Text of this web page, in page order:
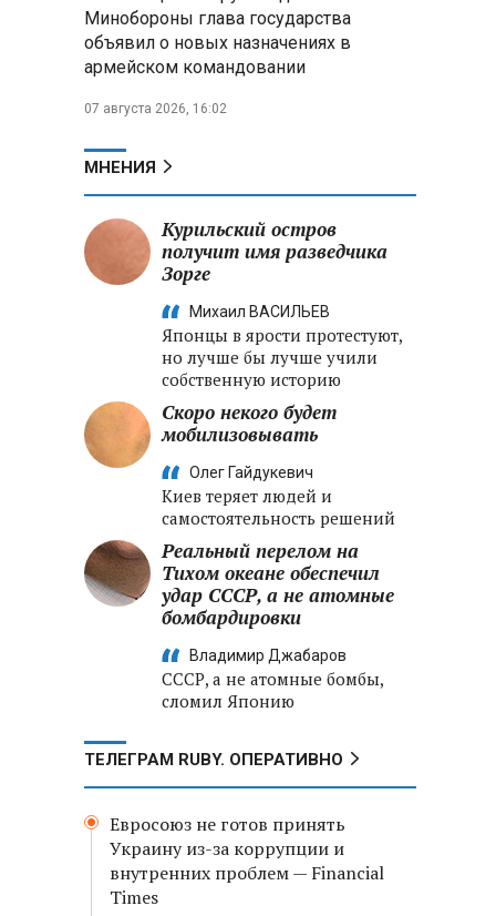
Хотите «собирать сливки» в
городах — отвечайте и за
отдалённые деревни
Минобороны РФ: установлен
Харьковской области
криптообменников в «Москва-
Сити», через которую
украинские call-центры
Минобороны глава государства
объявил о новых назначениях в
армейском командовании
07 августа 2026, 16:02
МНЕНИЯ
Курильский остров
получит имя разведчика
Зорге
Михаил ВАСИЛЬЕВ
Японцы в ярости протестуют,
но лучше бы лучше учили
собственную историю
Скоро некого будет
мобилизовывать
Олег Гайдукевич
Киев теряет людей и
самостоятельность решений
Реальный перелом на
Тихом океане обеспечил
удар СССР, а не атомные
бомбардировки
Владимир Джабаров
СССР, а не атомные бомбы,
сломил Японию
ТЕЛЕГРАМ RUBY. ОПЕРАТИВНО
Евросоюз не готов принять
Украину из-за коррупции и
внутренних проблем — Financial
Times